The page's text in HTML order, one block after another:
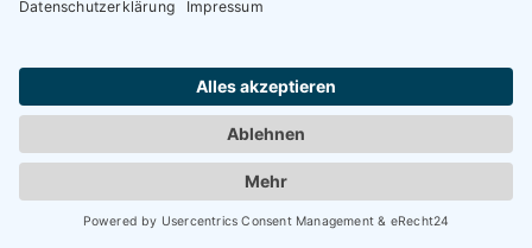
Bewertungen
Authentizität
TAURIBA GmbH
MANGELHAFT
Erfahren Sie mehr über dieses Bewertungssiegel